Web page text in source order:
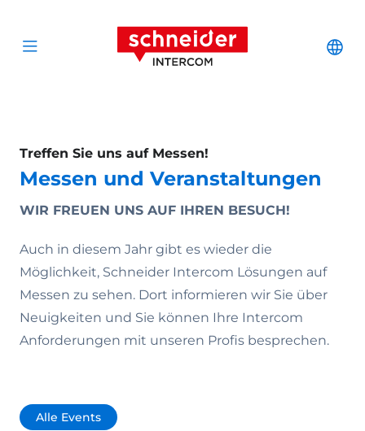
Open menu
Schneider
Treffen Sie uns auf Messen!
Messen und Veranstaltungen
WIR FREUEN UNS AUF IHREN BESUCH!
Auch in diesem Jahr gibt es wieder die
Möglichkeit, Schneider Intercom Lösungen auf
Messen zu sehen. Dort informieren wir Sie über
Neuigkeiten und Sie können Ihre Intercom
Anforderungen mit unseren Profis besprechen.
Alle Events